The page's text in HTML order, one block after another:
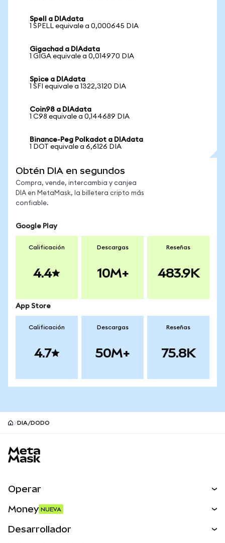
Spell a DIAdata
1 SPELL equivale a 0,000645 DIA
Gigachad a DIAdata
1 GIGA equivale a 0,014970 DIA
Spice a DIAdata
1 SFI equivale a 1322,3120 DIA
Coin98 a DIAdata
1 C98 equivale a 0,144689 DIA
Binance-Peg Polkadot a DIAdata
1 DOT equivale a 6,6126 DIA
Obtén DIA en segundos
Compra, vende, intercambia y canjea
DIA en MetaMask, la billetera cripto más
confiable.
Google Play
Calificación
4.4
Descargas
10M+
Reseñas
483.9K
App Store
Calificación
4.7
Descargas
50M+
Reseñas
75.8K
DIA/DODO
Operar
Money NUEVA
Desarrollador